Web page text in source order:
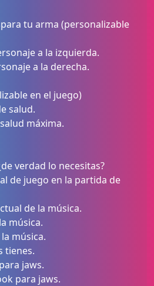
tu arma (personalizable
a la izquierda.
a la derecha.
en el juego)
salud.
máxima.
verdad lo necesitas?
de juego en la partida de
de la música.
música.
música.
tienes.
jaws.
para jaws.